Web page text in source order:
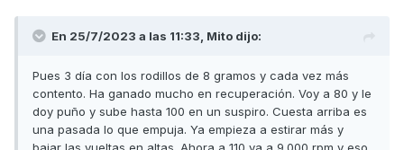
En 25/7/2023 a las 11:33, Mito dijo:
Pues 3 día con los rodillos de 8 gramos y cada vez más
contento. Ha ganado mucho en recuperación. Voy a 80 y le
doy puño y sube hasta 100 en un suspiro. Cuesta arriba es
una pasada lo que empuja. Ya empieza a estirar más y